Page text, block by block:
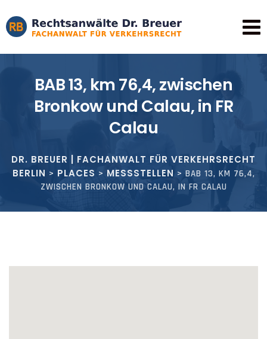
to
content
BAB 13, km 76,4, zwischen
Bronkow und Calau, in FR
Calau
DR. BREUER | FACHANWALT FÜR VERKEHRSRECHT
BERLIN > PLACES > MESSSTELLEN > BAB 13, KM 76,4,
ZWISCHEN BRONKOW UND CALAU, IN FR CALAU